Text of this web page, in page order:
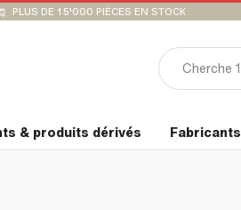
PLUS DE 15'000 PIÈCES EN STOCK
& produits dérivés Fabricants